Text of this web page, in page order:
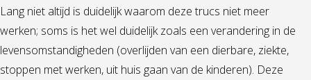
Lang niet altijd is duidelijk waarom deze trucs niet meer
werken; soms is het wel duidelijk zoals een verandering in de
levensomstandigheden (overlijden van een dierbare, ziekte,
stoppen met werken, uit huis gaan van de kinderen). Deze